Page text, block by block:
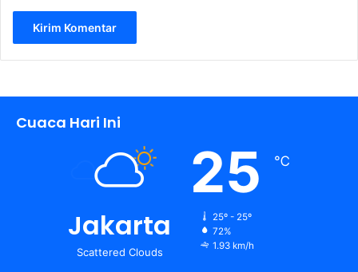
Cuaca Hari Ini
Jakarta
Scattered Clouds
25 ℃
25º - 25º
72%
1.93 km/h